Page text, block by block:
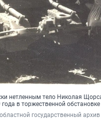
нетленным тело Николая
в торжественной
государственный